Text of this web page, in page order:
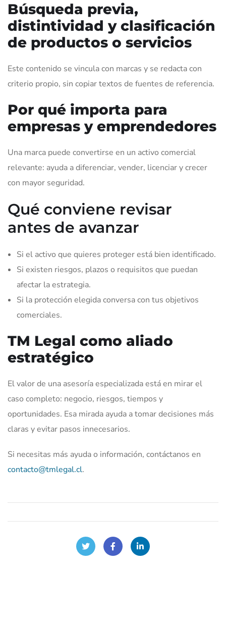
Búsqueda previa,
distintividad y clasificación
de productos o servicios
Este contenido se vincula con marcas y se redacta con
criterio propio, sin copiar textos de fuentes de referencia.
Por qué importa para
empresas y emprendedores
Una marca puede convertirse en un activo comercial
relevante: ayuda a diferenciar, vender, licenciar y crecer
con mayor seguridad.
Qué conviene revisar
antes de avanzar
Si el activo que quieres proteger está bien identificado.
Si existen riesgos, plazos o requisitos que puedan
afectar la estrategia.
Si la protección elegida conversa con tus objetivos
comerciales.
TM Legal como aliado
estratégico
El valor de una asesoría especializada está en mirar el
caso completo: negocio, riesgos, tiempos y
oportunidades. Esa mirada ayuda a tomar decisiones más
claras y evitar pasos innecesarios.
Si necesitas más ayuda o información, contáctanos en
contacto@tmlegal.cl.